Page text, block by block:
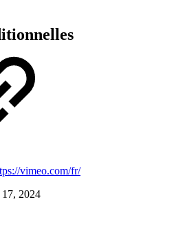
vimeo.com/fr/
2024